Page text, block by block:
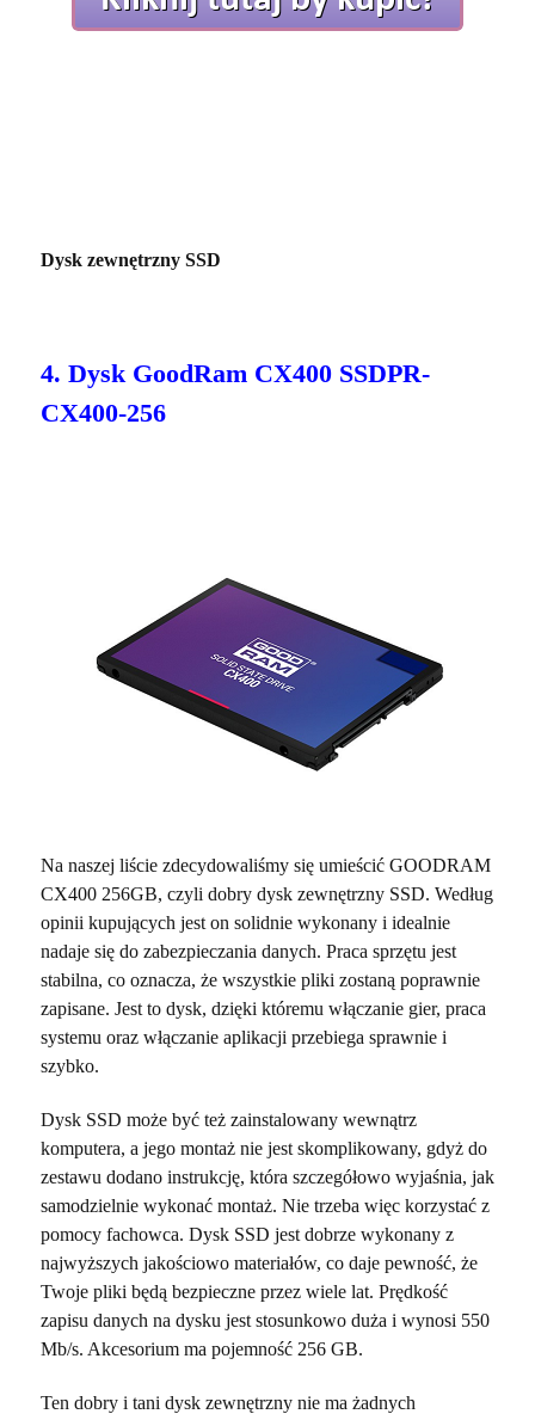
Dysk zewnętrzny SSD
4. Dysk GoodRam CX400 SSDPR-
CX400-256
Na naszej liście zdecydowaliśmy się umieścić GOODRAM
CX400 256GB, czyli dobry dysk zewnętrzny SSD. Według
opinii kupujących jest on solidnie wykonany i idealnie
nadaje się do zabezpieczania danych. Praca sprzętu jest
stabilna, co oznacza, że wszystkie pliki zostaną poprawnie
zapisane. Jest to dysk, dzięki któremu włączanie gier, praca
systemu oraz włączanie aplikacji przebiega sprawnie i
szybko.
Dysk SSD może być też zainstalowany wewnątrz
komputera, a jego montaż nie jest skomplikowany, gdyż do
zestawu dodano instrukcję, która szczegółowo wyjaśnia, jak
samodzielnie wykonać montaż. Nie trzeba więc korzystać z
pomocy fachowca. Dysk SSD jest dobrze wykonany z
najwyższych jakościowo materiałów, co daje pewność, że
Twoje pliki będą bezpieczne przez wiele lat. Prędkość
zapisu danych na dysku jest stosunkowo duża i wynosi 550
Mb/s. Akcesorium ma pojemność 256 GB.
Ten dobry i tani dysk zewnętrzny nie ma żadnych